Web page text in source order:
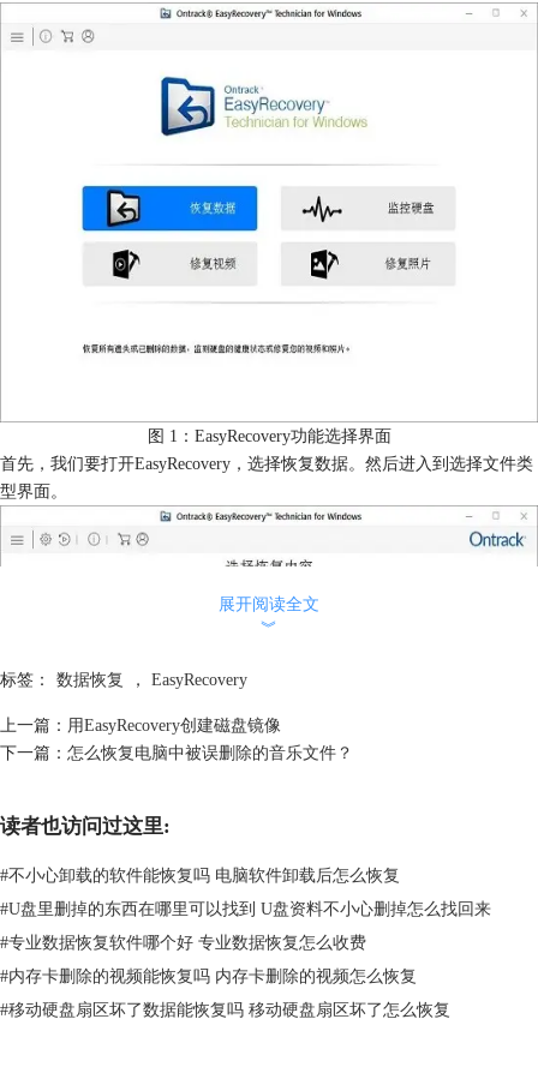
图 1：EasyRecovery功能选择界面
首先，我们要打开EasyRecovery，选择恢复数据。然后进入到选择文件类
型界面。
图 2：文件类型选择界面
在文件类型的选择上，我以文件夹类型为例，勾选文件夹选框，然后点
展开阅读全文
︾
标签： 数据恢复 ， EasyRecovery
上一篇： 用EasyRecovery创建磁盘镜像
下一篇： 怎么恢复电脑中被误删除的音乐文件？
读者也访问过这里:
#不小心卸载的软件能恢复吗 电脑软件卸载后怎么恢复
#U盘里删掉的东西在哪里可以找到 U盘资料不小心删掉怎么找回来
#专业数据恢复软件哪个好 专业数据恢复怎么收费
#内存卡删除的视频能恢复吗 内存卡删除的视频怎么恢复
#移动硬盘扇区坏了数据能恢复吗 移动硬盘扇区坏了怎么恢复